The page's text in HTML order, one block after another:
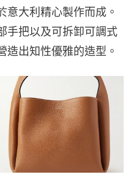
意大利精心製作而成。
手把以及可拆卸可調式
造出知性優雅的造型。